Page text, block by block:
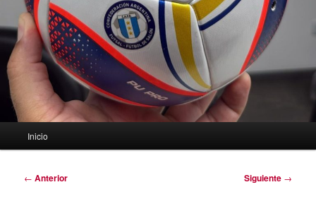
Inicio
Navegación
← Anterior Siguiente →